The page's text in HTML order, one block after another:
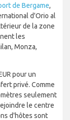
de Bergame,
d'Orio al
de la zone
les
Monza,
pour un
privé. Comme
seulement
le centre
d'hôtes sont